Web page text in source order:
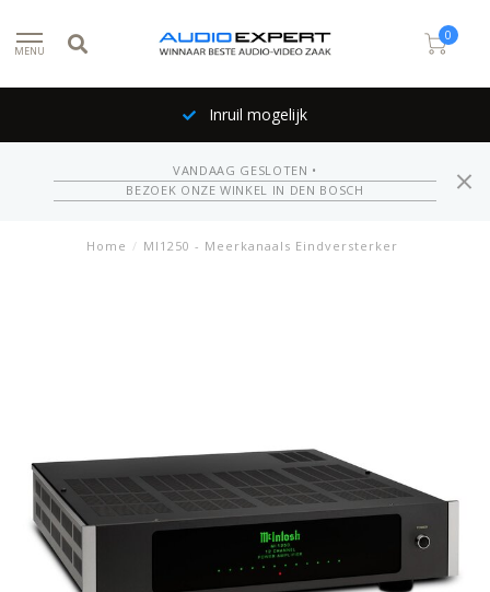
MENU
0
VANDAAG GESLOTEN •
BEZOEK ONZE WINKEL IN DEN BOSCH
Home / MI1250 - Meerkanaals Eindversterker